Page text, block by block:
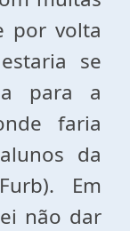
por volta
se
para a
faria
da
Em
não dar